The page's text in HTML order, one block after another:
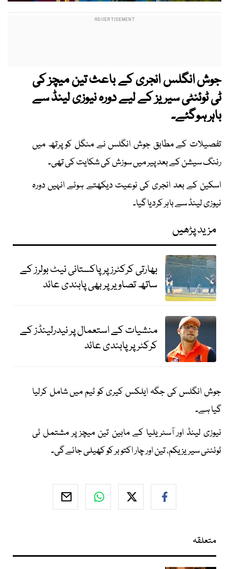
جوش انگلس انجری کے باعث تین میچز کی
ٹی ٹوئنٹی سیریز کے لیے دورہ نیوزی لینڈ سے
باہر ہوگئے۔
تفصیلات کے مطابق جوش انگلس نے منگل کو پرتھ میں
رننگ سیشن کے بعد پیر میں سوزش کی شکایت کی تھی۔
اسکین کے بعد انجری کی نوعیت دیکھتے ہوئے انہیں دورہ
نیوزی لینڈ سے باہر کردیا گیا۔
مزید پڑھیں
بھارتی کرکٹرز پر پاکستانی نیٹ بولرز کے
ساتھ تصاویر پر بھی پابندی عائد
منشیات کے استعمال پر نیدرلینڈز کے
کرکٹر پر پابندی عائد
جوش انگلس کی جگہ ایلکس کیری کو ٹیم میں شامل کرلیا
گیا ہے۔
نیوزی لینڈ اور آسٹریلیا کے مابین تین میچز پر مشتمل ٹی
ٹوئنٹی سیریز یکم، تین اور چار اکتوبر کو کھیلی جائے گی۔
متعلقہ